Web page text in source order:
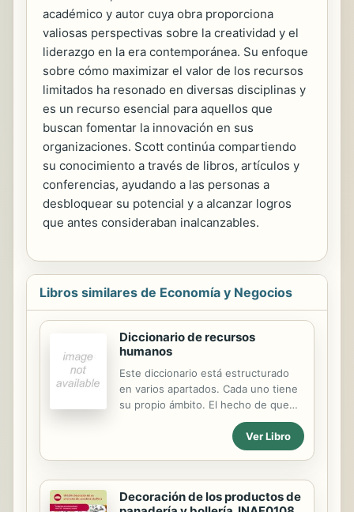
académico y autor cuya obra proporciona
valiosas perspectivas sobre la creatividad y el
liderazgo en la era contemporánea. Su enfoque
sobre cómo maximizar el valor de los recursos
limitados ha resonado en diversas disciplinas y
es un recurso esencial para aquellos que
buscan fomentar la innovación en sus
organizaciones. Scott continúa compartiendo
su conocimiento a través de libros, artículos y
conferencias, ayudando a las personas a
desbloquear su potencial y a alcanzar logros
que antes consideraban inalcanzables.
Libros similares de Economía y Negocios
Diccionario de recursos
humanos
Este diccionario está estructurado
en varios apartados. Cada uno tiene
su propio ámbito. El hecho de que
aparezcan reunidos en un mismo
volumen obedece al deseo de
facilitar al lector la consulta de una
y completa. Estos apartados son los
siguientes:. 1) Estructuración general
Ver Libro
Decoración de los productos de